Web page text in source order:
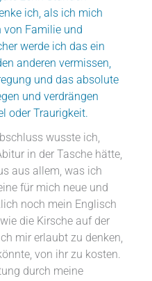
ich, als ich mich
von Familie und
werde ich das ein
anderen vermissen,
und das absolute
und verdrängen
oder Traurigkeit.
wusste ich,
in der Tasche hätte,
aus allem, was ich
für mich neue und
noch mein Englisch
die Kirsche auf der
mir erlaubt zu denken,
von ihr zu kosten.
durch meine